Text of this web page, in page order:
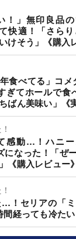
！」無印良品
快適！「さらり
けそう」《購入
食べてる」コ
ぎてホールで食
ばん美味い」《
感動…！ハニ
になった！「ぜ
《購入レビュー》
！セリアの「
経っても冷た